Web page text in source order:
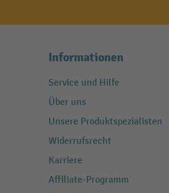
Informationen
Service und Hilfe
Über uns
Unsere Produktspezialisten
Widerrufsrecht
Karriere
Affiliate-Programm